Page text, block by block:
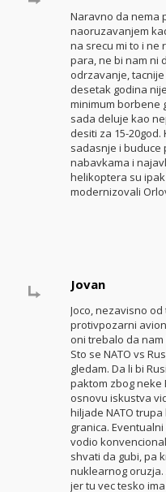
Naravno da nema
naoruzavanjem
na srecu mi to i ne
para, ne bi nam ni
odrzavanje,
desetak godina
minimum borbene
sada deluje kao
desiti za 15-
sadasnje i buduce
nabavkama i
helikoptera su
modernizovali
Jovan
Joco, nezavisno
protivpozarni
oni trebalo da
Sto se NATO vs
gledam. Da li bi
paktom zbog neke
osnovu iskustva
hiljade NATO
granica.
vodio
shvati da gubi, pa
nuklearnog oruzja.
jer tu vec tesko